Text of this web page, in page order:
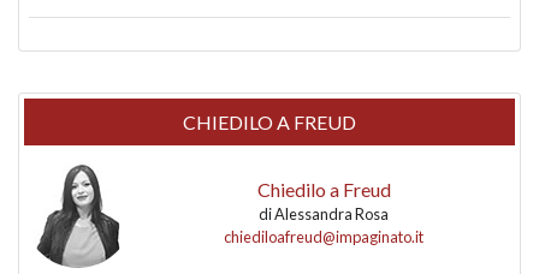
CHIEDILO A FREUD
Chiedilo a Freud
diAlessandra Rosa
chiediloafreud@impaginato.it